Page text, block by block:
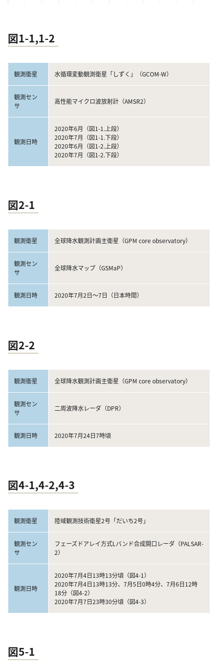
図1-1,1-2
観測衛星 水循環変動観測衛星「しずく」（GCOM-W）
観測セン
サ
高性能マイクロ波放射計（AMSR2）
観測日時
2020年6月（図1-1.上段）
2020年7月（図1-1.下段）
2020年6月（図1-2.上段）
2020年7月（図1-2.下段）
図2-1
観測衛星 全球降水観測計画主衛星（GPM core observatory）
観測セン
サ
全球降水マップ（GSMaP）
観測日時 2020年7月2日～7日（日本時間）
図2-2
観測衛星 全球降水観測計画主衛星（GPM core observatory）
観測セン
サ
二周波降水レーダ（DPR）
観測日時 2020年7月24日7時頃
図4-1,4-2,4-3
観測衛星 陸域観測技術衛星2号「だいち2号」
観測セン
サ
フェーズドアレイ方式Lバンド合成開口レーダ（PALSAR-
2）
観測日時
2020年7月4日13時13分頃（図4-1）
2020年7月4日13時13分、7月5日0時4分、7月6日12時
18分（図4-2）
2020年7月7日23時30分頃（図4-3）
図5-1